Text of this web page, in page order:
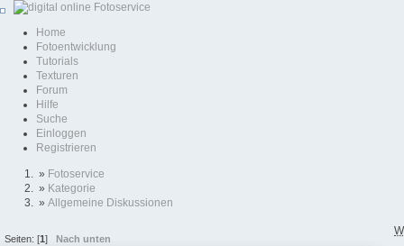
Home
Fotoentwicklung
Tutorials
Texturen
Forum
Hilfe
Suche
Einloggen
Registrieren
» Fotoservice
» Kategorie
» Allgemeine Diskussionen
Seiten: [1] Nach unten